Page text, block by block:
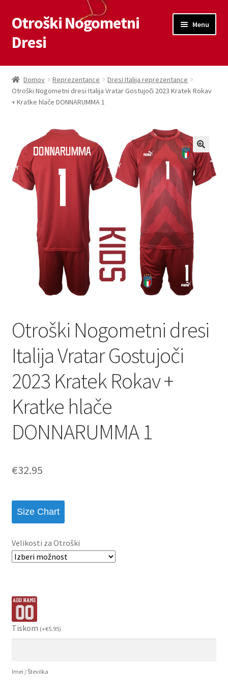
Skip
to
navigation
Skip
to
content
Otroški Nogometni
Dresi
Menu
Domov
Blog
Košarica
Moj račun
Trgovina
Zaključek nakupa
Domov Reprezentance
Dresi Italija reprezentance
Otroški Nogometni dresi Italija Vratar Gostujoči 2023 Kratek Rokav
+ Kratke hlače DONNARUMMA 1
Otroški Nogometni dresi
Italija Vratar Gostujoči
2023 Kratek Rokav +
Kratke hlače
DONNARUMMA 1
€32.95
Size Chart
Velikosti za Otroški
Tiskom (+€5.95)
Imei / Številka